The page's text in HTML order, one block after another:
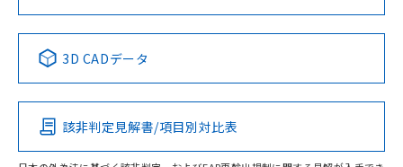
Pb Hg Cd Cr(VI)
O
No No No No
この製品の規格認証/適合状況ページへ
その他の認証はこちらのページからご検索ください
3D CADデータ
該非判定見解書/項目別対比表